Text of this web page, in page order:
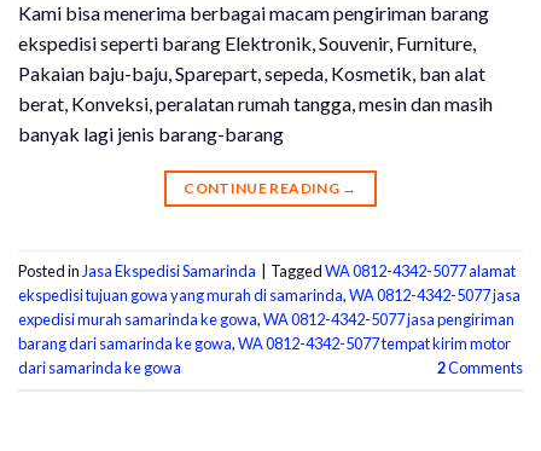
Kami bisa menerima berbagai macam pengiriman barang
ekspedisi seperti barang Elektronik, Souvenir, Furniture,
Pakaian baju-baju, Sparepart, sepeda, Kosmetik, ban alat
berat, Konveksi, peralatan rumah tangga, mesin dan masih
banyak lagi jenis barang-barang
CONTINUE READING →
Posted inJasa Ekspedisi Samarinda TaggedWA 0812-4342-5077 alamat
ekspedisi tujuan gowa yang murah di samarinda,WA 0812-4342-5077 jasa
expedisi murah samarinda ke gowa,WA 0812-4342-5077 jasa pengiriman
barang dari samarinda ke gowa,WA 0812-4342-5077 tempat kirim motor
dari samarinda ke gowa
2Comments